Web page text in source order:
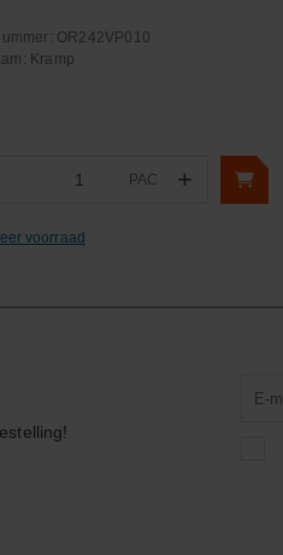
OR242VP010
Kramp
PAC +
voorraad